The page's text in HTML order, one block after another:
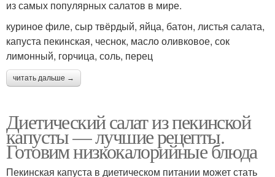
из самых популярных салатов в мире.
куриное филе, сыр твёрдый, яйца, батон, листья салата,
капуста пекинская, чеснок, масло оливковое, сок
лимонный, горчица, соль, перец
читать дальше →
Диетический салат из пекинской
капусты — лучшие рецепты.
Готовим низкокалорийные блюда
Пекинская капуста в диетическом питании может стать